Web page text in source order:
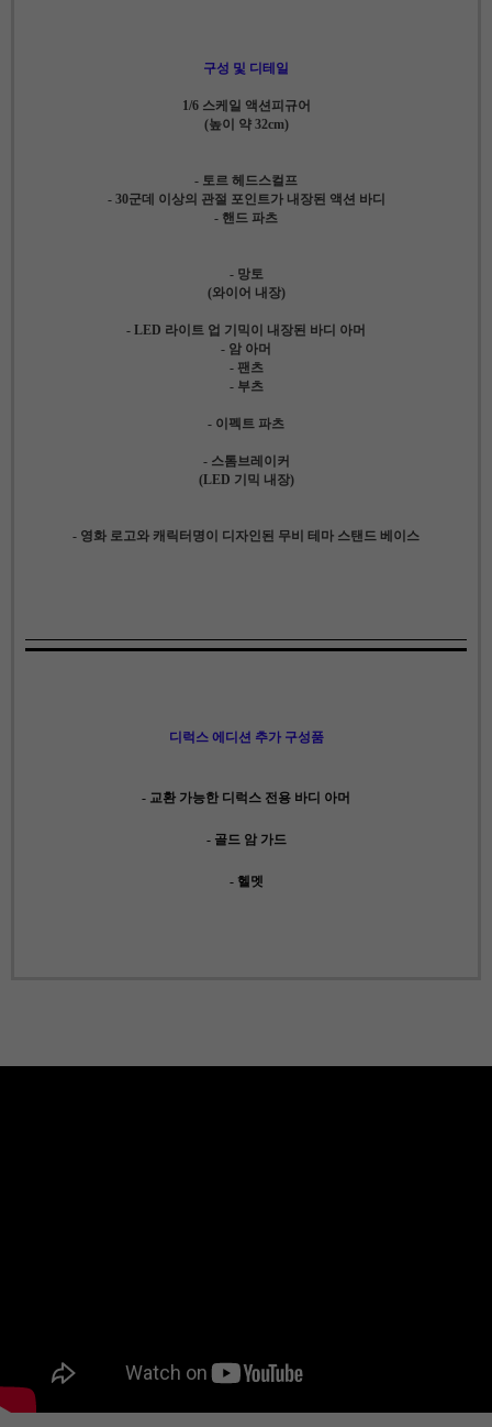
구성 및 디테일
1/6 스케일 액션피규어
(높이 약 32cm)
- 토르 헤드스컬프
- 30군데 이상의 관절 포인트가 내장된 액션 바디
- 핸드 파츠
- 망토
(와이어 내장)
- LED 라이트 업 기믹이 내장된 바디 아머
- 암 아머
- 팬츠
- 부츠
- 이펙트 파츠
- 스톰브레이커
(LED 기믹 내장)
- 영화 로고와 캐릭터명이 디자인된 무비 테마 스탠드 베이스
디럭스 에디션 추가 구성품
- 교환 가능한 디럭스 전용 바디 아머
- 골드 암 가드
- 헬멧